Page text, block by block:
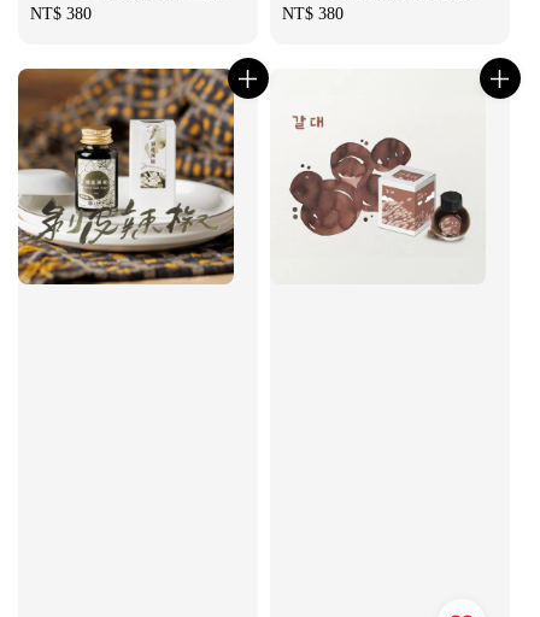
Regular
NT$ 380
Regular
NT$ 380